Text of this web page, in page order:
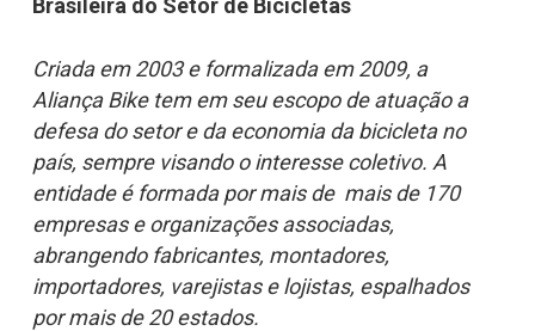
Brasileira do Setor de Bicicletas
Criada em 2003 e formalizada em 2009, a
Aliança Bike tem em seu escopo de atuação a
defesa do setor e da economia da bicicleta no
país, sempre visando o interesse coletivo. A
entidade é formada por mais de mais de 170
empresas e organizações associadas,
abrangendo fabricantes, montadores,
importadores, varejistas e lojistas, espalhados
por mais de 20 estados.